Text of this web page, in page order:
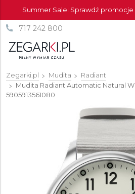
Summer Sale! Sprawdź promocje
717 242 800
Zegarki.pl Mudita
Radiant
Mudita Radiant Automatic Natural
5905913561080